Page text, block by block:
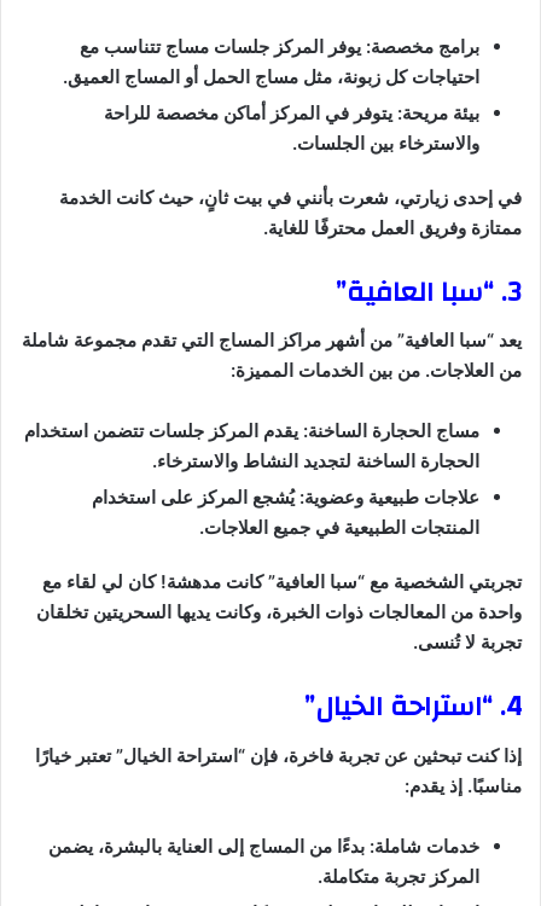
برامج مخصصة: يوفر المركز جلسات مساج تتناسب مع
احتياجات كل زبونة، مثل مساج الحمل أو المساج العميق.
بيئة مريحة: يتوفر في المركز أماكن مخصصة للراحة
والاسترخاء بين الجلسات.
في إحدى زيارتي، شعرت بأنني في بيت ثانٍ، حيث كانت الخدمة
ممتازة وفريق العمل محترفًا للغاية.
3. “سبا العافية”
يعد “سبا العافية” من أشهر مراكز المساج التي تقدم مجموعة شاملة
من العلاجات. من بين الخدمات المميزة:
مساج الحجارة الساخنة: يقدم المركز جلسات تتضمن استخدام
الحجارة الساخنة لتجديد النشاط والاسترخاء.
علاجات طبيعية وعضوية: يُشجع المركز على استخدام
المنتجات الطبيعية في جميع العلاجات.
تجربتي الشخصية مع “سبا العافية” كانت مدهشة! كان لي لقاء مع
واحدة من المعالجات ذوات الخبرة، وكانت يديها السحريتين تخلقان
تجربة لا تُنسى.
4. “استراحة الخيال”
إذا كنت تبحثين عن تجربة فاخرة، فإن “استراحة الخيال” تعتبر خيارًا
مناسبًا. إذ يقدم:
خدمات شاملة: بدءًا من المساج إلى العناية بالبشرة، يضمن
المركز تجربة متكاملة.